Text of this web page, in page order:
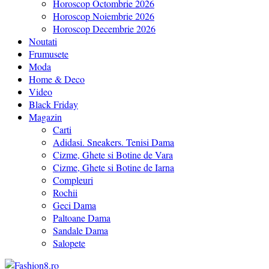
Horoscop Octombrie 2026
Horoscop Noiembrie 2026
Horoscop Decembrie 2026
Noutati
Frumusete
Moda
Home & Deco
Video
Black Friday
Magazin
Carti
Adidasi. Sneakers. Tenisi Dama
Cizme, Ghete si Botine de Vara
Cizme, Ghete si Botine de Iarna
Compleuri
Rochii
Geci Dama
Paltoane Dama
Sandale Dama
Salopete